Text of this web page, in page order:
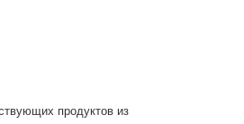
продуктов из